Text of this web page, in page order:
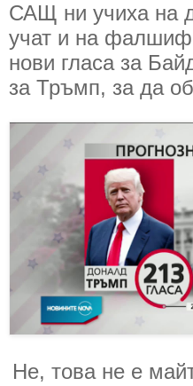
САЩ ни учиха на
учат и на
нови гласа за
за Тръмп, за да
Не, това не е